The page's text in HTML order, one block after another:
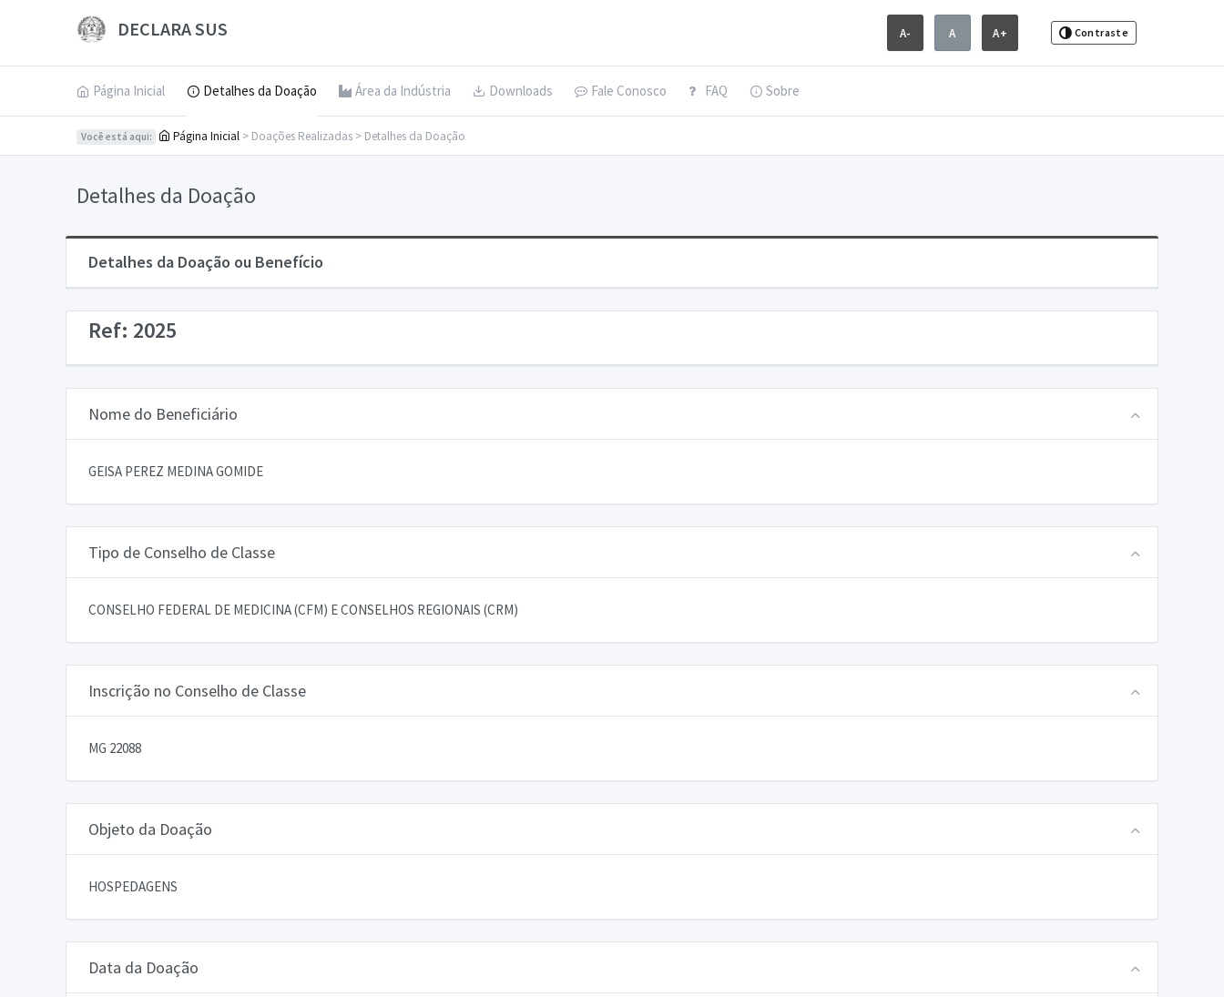
DECLARA SUS A- A A+ Contraste
Página Inicial Detalhes da Doação Área da Indústria Downloads Fale Conosco FAQ Sobre
Você está aqui: Página Inicial > Doações Realizadas > Detalhes da Doação
Detalhes da Doação
Detalhes da Doação ou Benefício
Ref: 2025
Nome do Beneficiário
GEISA PEREZ MEDINA GOMIDE
Tipo de Conselho de Classe
CONSELHO FEDERAL DE MEDICINA (CFM) E CONSELHOS REGIONAIS (CRM)
Inscrição no Conselho de Classe
MG 22088
Objeto da Doação
HOSPEDAGENS
Data da Doação